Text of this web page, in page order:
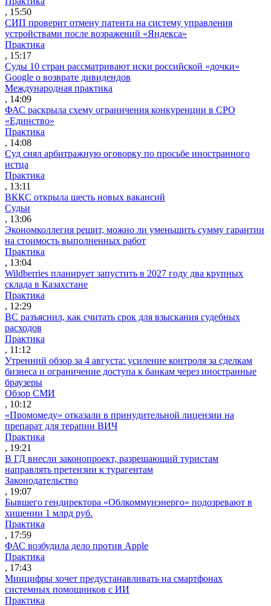
, 15:50
СИП проверит отмену патента на систему управления
устройствами после возражений «Яндекса»
Практика
, 15:17
Суды 10 стран рассматривают иски российской «дочки»
Google о возврате дивидендов
Международная практика
, 14:09
ФАС раскрыла схему ограничения конкуренции в СРО
«Единство»
Практика
, 14:08
Суд снял арбитражную оговорку по просьбе иностранного
истца
Практика
, 13:11
ВККС открыла шесть новых вакансий
Судьи
, 13:06
Экономколлегия решит, можно ли уменьшить сумму гарантии
на стоимость выполненных работ
Практика
, 13:04
Wildberries планирует запустить в 2027 году два крупных
склада в Казахстане
Практика
, 12:29
ВС разъяснил, как считать срок для взыскания судебных
расходов
Практика
, 11:12
Утренний обзор за 4 августа: усиление контроля за сделкам
бизнеса и ограничение доступа к банкам через иностранные
браузеры
Обзор СМИ
, 10:12
«Промомеду» отказали в принудительной лицензии на
препарат для терапии ВИЧ
Практика
, 19:21
В ГД внесли законопроект, разрешающий туристам
направлять претензии к турагентам
Законодательство
, 19:07
Бывшего гендиректора «Облкоммунэнерго» подозревают в
хищении 1 млрд руб.
Практика
, 17:59
ФАС возбудила дело против Apple
Практика
, 17:43
Минцифры хочет предустанавливать на смартфонах
системных помощников с ИИ
Практика